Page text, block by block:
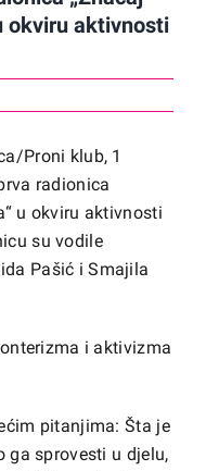
okviru aktivnosti
Proni klub, 1
radionica
u okviru aktivnosti
su vodile
Pašić i Smajila
i aktivizma
pitanjima: Šta je
ga sprovesti u djelu,